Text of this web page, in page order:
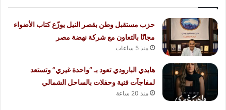
حزب مستقبل وطن بقصر النيل يوزّع كتاب الأضواء
مجانًا بالتعاون مع شركة نهضة مصر
منذ 5 ساعات
هايدي البارودي تعود بـ “واحدة غيري” وتستعد
لمفاجآت فنية وحفلات بالساحل الشمالي
منذ 20 ساعة